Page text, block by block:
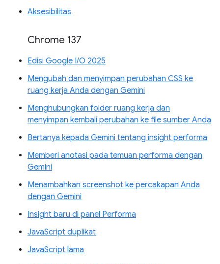
Aksesibilitas
Chrome 137
Edisi Google I/O 2025
Mengubah dan menyimpan perubahan CSS ke
ruang kerja Anda dengan Gemini
Menghubungkan folder ruang kerja dan
menyimpan kembali perubahan ke file sumber Anda
Bertanya kepada Gemini tentang insight performa
Memberi anotasi pada temuan performa dengan
Gemini
Menambahkan screenshot ke percakapan Anda
dengan Gemini
Insight baru di panel Performa
JavaScript duplikat
JavaScript lama